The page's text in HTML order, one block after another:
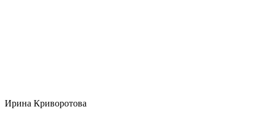
Ирина Криворотова